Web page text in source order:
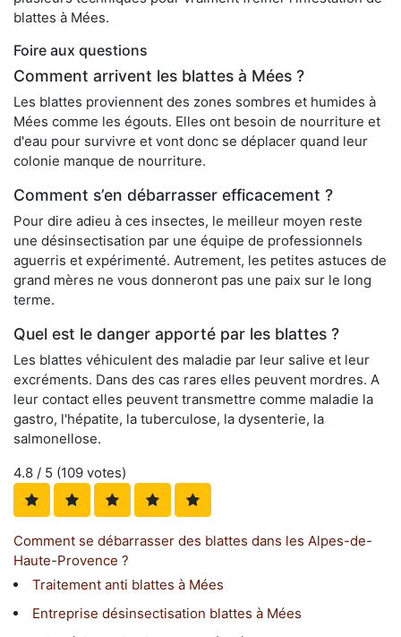
blattes à Mées.
Foire aux questions
Comment arrivent les blattes à Mées ?
Les blattes proviennent des zones sombres et humides à
Mées comme les égouts. Elles ont besoin de nourriture et
d'eau pour survivre et vont donc se déplacer quand leur
colonie manque de nourriture.
Comment s’en débarrasser efficacement ?
Pour dire adieu à ces insectes, le meilleur moyen reste
une désinsectisation par une équipe de professionnels
aguerris et expérimenté. Autrement, les petites astuces de
grand mères ne vous donneront pas une paix sur le long
terme.
Quel est le danger apporté par les blattes ?
Les blattes véhiculent des maladie par leur salive et leur
excréments. Dans des cas rares elles peuvent mordres. A
leur contact elles peuvent transmettre comme maladie la
gastro, l'hépatite, la tuberculose, la dysenterie, la
salmonellose.
4.8 / 5 (109 votes)
Comment se débarrasser des blattes dans les Alpes-de-
Haute-Provence ?
Traitement anti blattes à Mées
Entreprise désinsectisation blattes à Mées